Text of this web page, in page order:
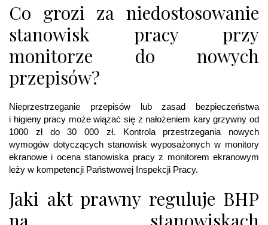
Co grozi za niedostosowanie
stanowisk pracy przy
monitorze do nowych
przepisów?
Nieprzestrzeganie przepisów lub zasad bezpieczeństwa
i higieny pracy może wiązać się z nałożeniem kary grzywny od
1000 zł do 30 000 zł. Kontrola przestrzegania nowych
wymogów dotyczących stanowisk wyposażonych w monitory
ekranowe i ocena stanowiska pracy z monitorem ekranowym
leży w kompetencji Państwowej Inspekcji Pracy.
Jaki akt prawny reguluje BHP
na stanowiskach